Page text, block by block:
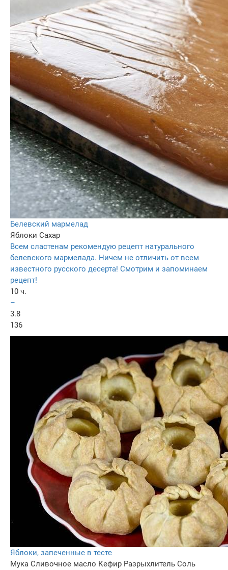
Белевский мармелад
Яблоки Сахар
Всем сластенам рекомендую рецепт натурального
белевского мармелада. Ничем не отличить от всем
известного русского десерта! Смотрим и запоминаем
рецепт!
10 ч.
–
3.8
136
Яблоки, запеченные в тесте
Мука Сливочное масло Кефир Разрыхлитель Соль